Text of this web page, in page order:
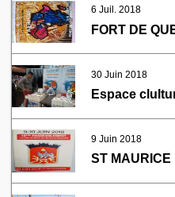
6 Juil. 2018
FORT DE
30 Juin 2018
9 Juin 2018
ST MAURICE